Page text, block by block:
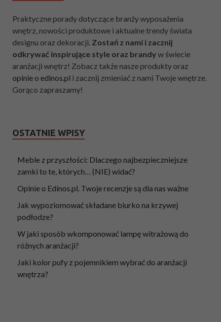
Praktyczne porady dotyczące branży wyposażenia
wnętrz, nowości produktowe i aktualne trendy świata
designu oraz dekoracji. Zostań z nami i zacznij
odkrywać inspirujące style oraz brandy w świecie
aranżacji wnętrz! Zobacz także nasze produkty oraz
opinie o edinos.pl i zacznij zmieniać z nami Twoje wnętrze.
Gorąco zapraszamy!
OSTATNIE WPISY
Meble z przyszłości: Dlaczego najbezpieczniejsze
zamki to te, których… (NIE) widać?
Opinie o Edinos.pl. Twoje recenzje są dla nas ważne
Jak wypoziomować składane biurko na krzywej
podłodze?
W jaki sposób wkomponować lampę witrażową do
różnych aranżacji?
Jaki kolor pufy z pojemnikiem wybrać do aranżacji
wnętrza?